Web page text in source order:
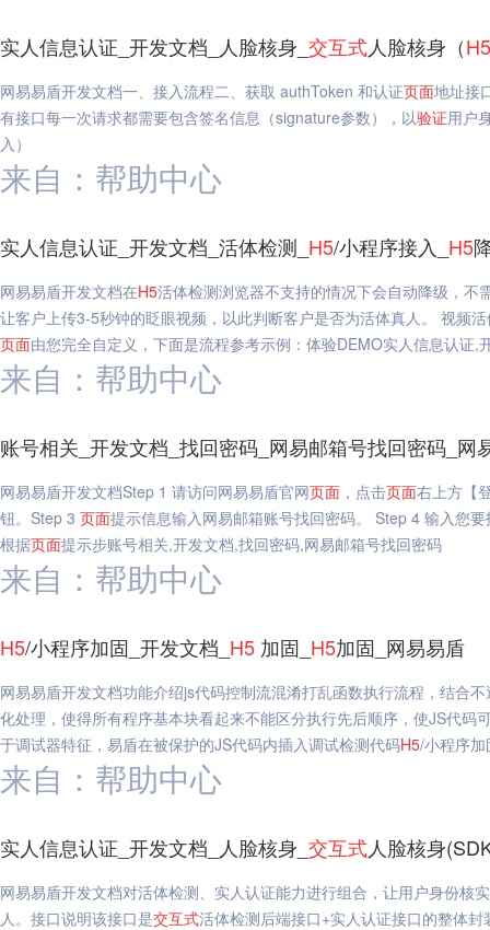
实人信息认证_开发文档_人脸核身_ 交互式人脸核身（H5
网易易盾开发文档一、接入流程二、获取 authToken 和认证页面地址接
有接口每一次请求都需要包含签名信息（signature参数），以验证用户
入）
来自：帮助中心
实人信息认证_开发文档_活体检测_ H5/小程序接入_ H5
网易易盾开发文档在H5活体检测浏览器不支持的情况下会自动降级，不
让客户上传3-5秒钟的眨眼视频，以此判断客户是否为活体真人。 视频
页面由您完全自定义，下面是流程参考示例：体验DEMO实人信息认证,
来自：帮助中心
账号相关_开发文档_找回密码_网易邮箱号找回密码_网
网易易盾开发文档Step 1 请访问网易易盾官网页面 ，点击页面右上方【
钮。Step 3 页面提示信息输入网易邮箱账号找回密码。 Step 4 输入您
根据页面提示步账号相关,开发文档,找回密码,网易邮箱号找回密码
来自：帮助中心
H5/小程序加固_开发文档_ H5 加固_ H5加固_网易易盾
网易易盾开发文档功能介绍js代码控制流混淆打乱函数执行流程，结合
化处理，使得所有程序基本块看起来不能区分执行先后顺序，使JS代
于调试器特征，易盾在被保护的JS代码内插入调试检测代码H5/小程序
来自：帮助中心
实人信息认证_开发文档_人脸核身_ 交互式人脸核身
网易易盾开发文档对活体检测、实人认证能力进行组合，让用户身份核
人。接口说明该接口是交互式活体检测后端接口+实人认证接口的整体